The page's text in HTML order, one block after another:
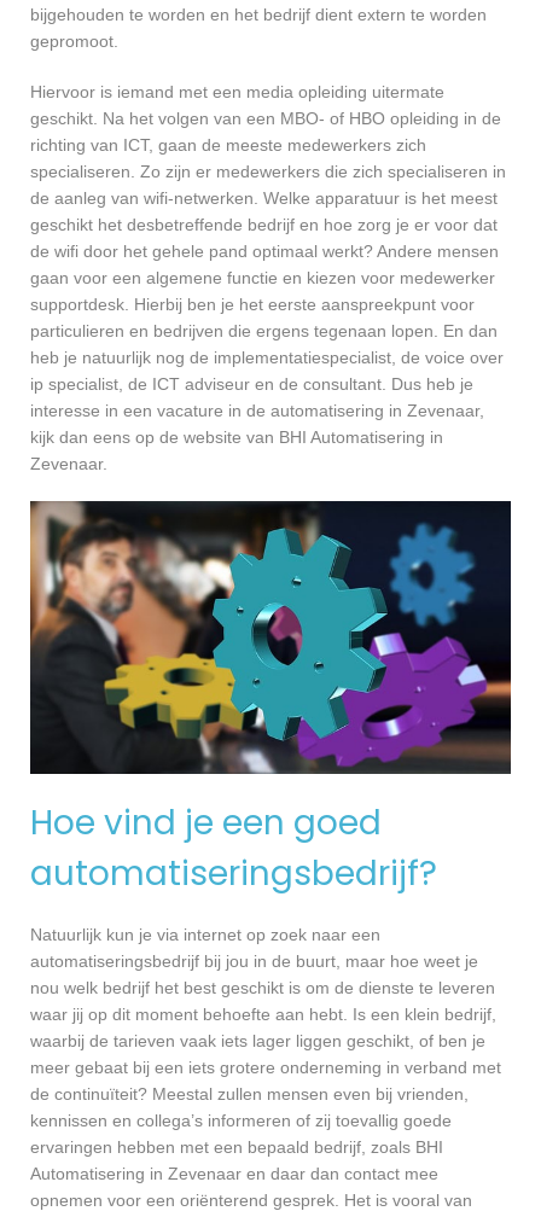
bijgehouden te worden en het bedrijf dient extern te worden
gepromoot.
Hiervoor is iemand met een media opleiding uitermate
geschikt. Na het volgen van een MBO- of HBO opleiding in de
richting van ICT, gaan de meeste medewerkers zich
specialiseren. Zo zijn er medewerkers die zich specialiseren in
de aanleg van wifi-netwerken. Welke apparatuur is het meest
geschikt het desbetreffende bedrijf en hoe zorg je er voor dat
de wifi door het gehele pand optimaal werkt? Andere mensen
gaan voor een algemene functie en kiezen voor medewerker
supportdesk. Hierbij ben je het eerste aanspreekpunt voor
particulieren en bedrijven die ergens tegenaan lopen. En dan
heb je natuurlijk nog de implementatiespecialist, de voice over
ip specialist, de ICT adviseur en de consultant. Dus heb je
interesse in een vacature in de automatisering in Zevenaar,
kijk dan eens op de website van BHI Automatisering in
Zevenaar.
Hoe vind je een goed
automatiseringsbedrijf?
Natuurlijk kun je via internet op zoek naar een
automatiseringsbedrijf bij jou in de buurt, maar hoe weet je
nou welk bedrijf het best geschikt is om de dienste te leveren
waar jij op dit moment behoefte aan hebt. Is een klein bedrijf,
waarbij de tarieven vaak iets lager liggen geschikt, of ben je
meer gebaat bij een iets grotere onderneming in verband met
de continuïteit? Meestal zullen mensen even bij vrienden,
kennissen en collega’s informeren of zij toevallig goede
ervaringen hebben met een bepaald bedrijf, zoals BHI
Automatisering in Zevenaar en daar dan contact mee
opnemen voor een oriënterend gesprek. Het is vooral van